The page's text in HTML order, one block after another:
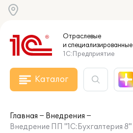
Отраслевые
и специализированные
1С:Предприятие
Каталог
Главная
Внедрения
Внедрение ПП "1С:Бухгалтерия